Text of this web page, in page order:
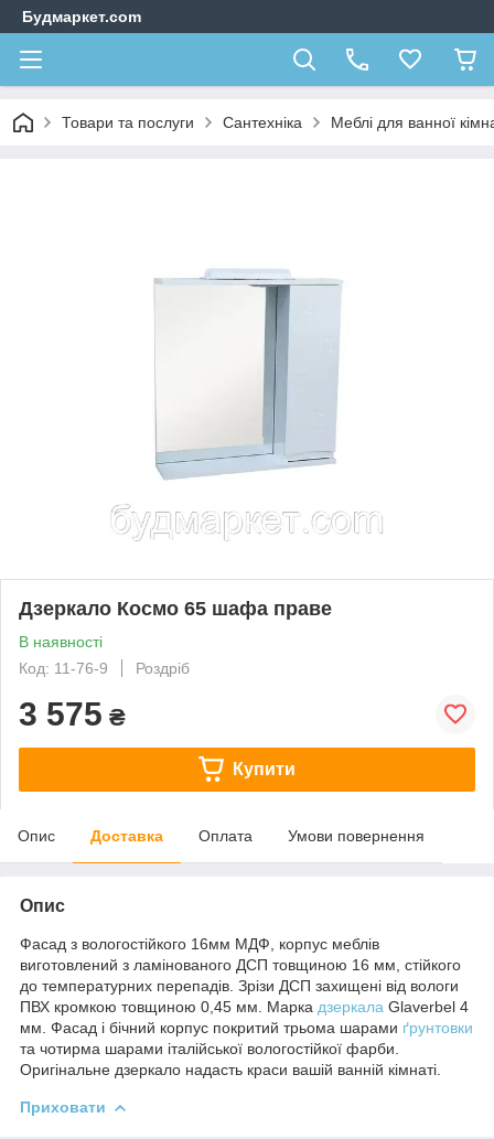
Будмаркет.com
Товари та послуги Сантехніка Меблі для ванної
Дзеркало Космо 65 шафа праве
В наявності
Код: 11-76-9
Роздріб
3 575 ₴
Купити
Опис Доставка Оплата Умови повернення
Опис
Фасад з вологостійкого 16мм МДФ, корпус меблів
виготовлений з ламінованого ДСП товщиною 16 мм, стійкого
до температурних перепадів. Зрізи ДСП захищені від вологи
ПВХ кромкою товщиною 0,45 мм. Марка дзеркала Glaverbel 4
мм. Фасад і бічний корпус покритий трьома шарами ґрунтовки
та чотирма шарами італійської вологостійкої фарби.
Оригінальне дзеркало надасть краси вашій ванній кімнаті.
Приховати